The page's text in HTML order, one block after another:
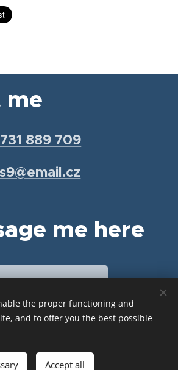
me
889 709
me here
Languages
the proper functioning and
and to offer you the best possible
Accept all